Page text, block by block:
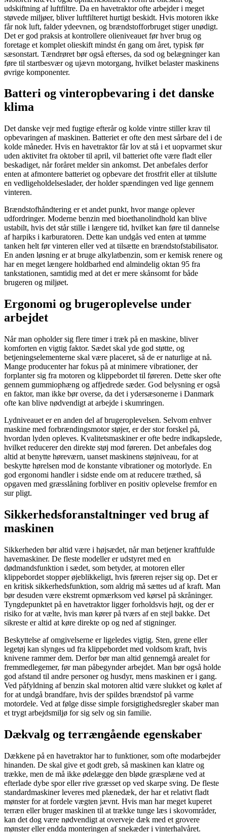
udskiftning af luftfiltre. Da en havetraktor ofte arbejder i meget
støvede miljøer, bliver luftfilteret hurtigt beskidt. Hvis motoren ikke
får nok luft, falder ydeevnen, og brændstofforbruget stiger unødigt.
Det er god praksis at kontrollere olieniveauet før hver brug og
foretage et komplet olieskift mindst én gang om året, typisk før
sæsonstart. Tændrøret bør også efterses, da sod og belægninger kan
føre til startbesvær og ujævn motorgang, hvilket belaster maskinens
øvrige komponenter.
Batteri og vinteropbevaring i det danske
klima
Det danske vejr med fugtige efterår og kolde vintre stiller krav til
opbevaringen af maskinen. Batteriet er ofte den mest sårbare del i de
kolde måneder. Hvis en havetraktor får lov at stå i et uopvarmet skur
uden aktivitet fra oktober til april, vil batteriet ofte være fladt eller
beskadiget, når foråret melder sin ankomst. Det anbefales derfor
enten at afmontere batteriet og opbevare det frostfrit eller at tilslutte
en vedligeholdelseslader, der holder spændingen ved lige gennem
vinteren.
Brændstofhåndtering er et andet punkt, hvor mange oplever
udfordringer. Moderne benzin med bioethanolindhold kan blive
ustabilt, hvis det står stille i længere tid, hvilket kan føre til dannelse
af harpiks i karburatoren. Dette kan undgås ved enten at tømme
tanken helt før vinteren eller ved at tilsætte en brændstofstabilisator.
En anden løsning er at bruge alkylatbenzin, som er kemisk renere og
har en meget længere holdbarhed end almindelig oktan 95 fra
tankstationen, samtidig med at det er mere skånsomt for både
brugeren og miljøet.
Ergonomi og brugeroplevelse under
arbejdet
Når man opholder sig flere timer i træk på en maskine, bliver
komforten en vigtig faktor. Sædet skal yde god støtte, og
betjeningselementerne skal være placeret, så de er naturlige at nå.
Mange producenter har fokus på at minimere vibrationer, der
forplanter sig fra motoren og klippebordet til føreren. Dette sker ofte
gennem gummiophæng og affjedrede sæder. God belysning er også
en faktor, man ikke bør overse, da det i ydersæsonerne i Danmark
ofte kan blive nødvendigt at arbejde i skumringen.
Lydniveauet er en anden del af brugeroplevelsen. Selvom enhver
maskine med forbrændingsmotor støjer, er der stor forskel på,
hvordan lyden opleves. Kvalitetsmaskiner er ofte bedre indkapslede,
hvilket reducerer den direkte støj mod føreren. Det anbefales dog
altid at benytte høreværn, uanset maskinens støjniveau, for at
beskytte hørelsen mod de konstante vibrationer og motorlyde. En
god ergonomi handler i sidste ende om at reducere træthed, så
opgaven med græsslåning forbliver en positiv oplevelse fremfor en
sur pligt.
Sikkerhedsforanstaltninger ved brug af
maskinen
Sikkerheden bør altid være i højsædet, når man betjener kraftfulde
havemaskiner. De fleste modeller er udstyret med en
dødmandsfunktion i sædet, som betyder, at motoren eller
klippebordet stopper øjeblikkeligt, hvis føreren rejser sig op. Det er
en kritisk sikkerhedsfunktion, som aldrig må sættes ud af kraft. Man
bør desuden være ekstremt opmærksom ved kørsel på skråninger.
Tyngdepunktet på en havetraktor ligger forholdsvis højt, og der er
risiko for at vælte, hvis man kører på tværs af en stejl bakke. Det
sikreste er altid at køre direkte op og ned af stigninger.
Beskyttelse af omgivelserne er ligeledes vigtig. Sten, grene eller
legetøj kan slynges ud fra klippebordet med voldsom kraft, hvis
knivene rammer dem. Derfor bør man altid gennemgå arealet for
fremmedlegemer, før man påbegynder arbejdet. Man bør også holde
god afstand til andre personer og husdyr, mens maskinen er i gang.
Ved påfyldning af benzin skal motoren altid være slukket og kølet af
for at undgå brandfare, hvis der spildes brændstof på varme
motordele. Ved at følge disse simple forsigtighedsregler skaber man
et trygt arbejdsmiljø for sig selv og sin familie.
Dækvalg og terrængående egenskaber
Dækkene på en havetraktor har to funktioner, som ofte modarbejder
hinanden. De skal give et godt greb, så maskinen kan klatre og
trække, men de må ikke ødelægge den bløde græsplæne ved at
efterlade dybe spor eller rive græsset op ved skarpe sving. De fleste
standardmaskiner leveres med plænedæk, der har et relativt fladt
mønster for at fordele vægten jævnt. Hvis man har meget kuperet
terræn eller bruger maskinen til at trække tunge læs i skovområder,
kan det dog være nødvendigt at overveje dæk med et grovere
mønster eller endda monteringen af snekæder i vinterhalvåret.